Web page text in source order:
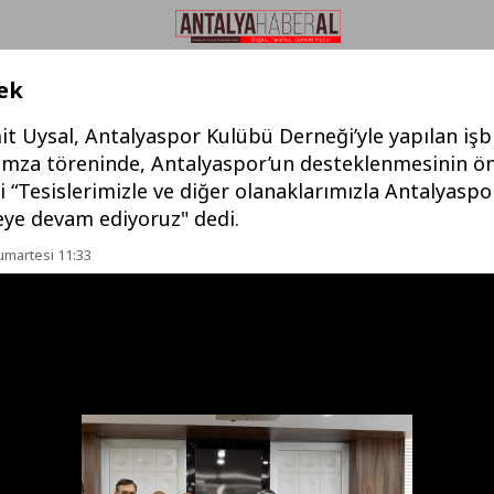
Uysal, Antalyaspor Kulübü Derneği’yle yapılan
töreninde, Antalyaspor’un desteklenmesinin
ve diğer olanaklarımızla
devam ediyoruz" dedi.
11:33